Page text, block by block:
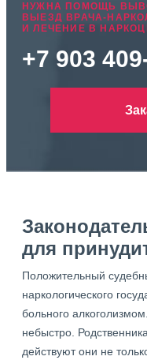
НУЖНА ПОМОЩЬ
ВЫЕЗД ВРАЧА-
И ЛЕЧЕНИЕ В
+7 903
для
Положительный
наркологического
больного
небыстро.
действуют они не